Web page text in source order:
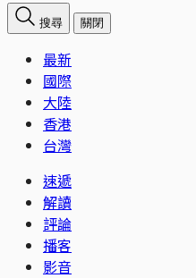
搜尋 關閉
最新
國際
大陸
香港
台灣
速遞
解讀
評論
播客
影音